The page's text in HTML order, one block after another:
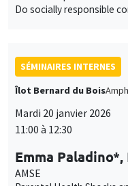
Mardi 20 janvier 2026
Emma
AMSE
Parental Health Shocks
Addictive Consumption
GRAND PUBLIC
Bibliothèque de l'Alcazar